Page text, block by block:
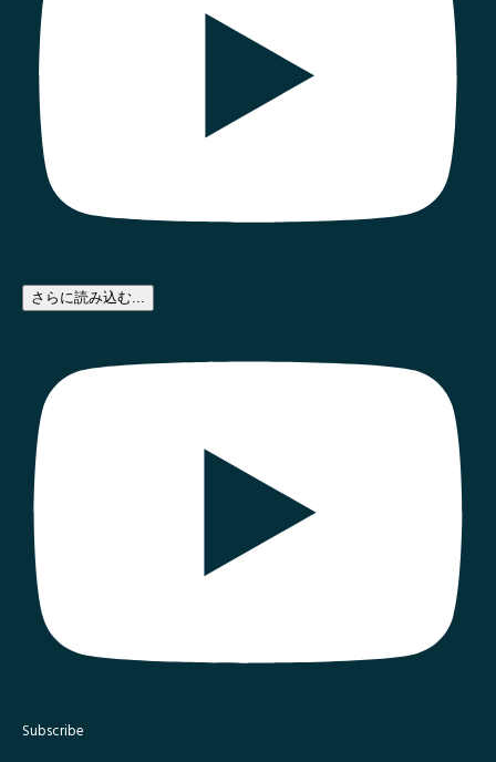
さらに読み込む...
Subscribe